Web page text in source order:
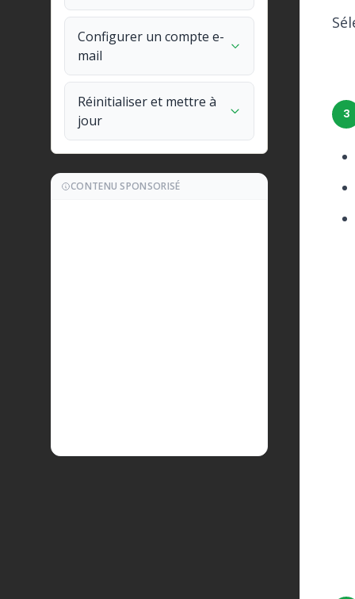
Configurer un compte e-
mail
Réinitialiser et mettre à
jour
CONTENU SPONSORISÉ
3